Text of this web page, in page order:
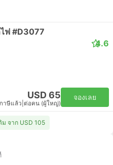
ฟ #D3077
4.6
USD 65
าษีแล้ว ต่อคน (ผู้ใหญ่)
จองเลย
ม จาก USD 105